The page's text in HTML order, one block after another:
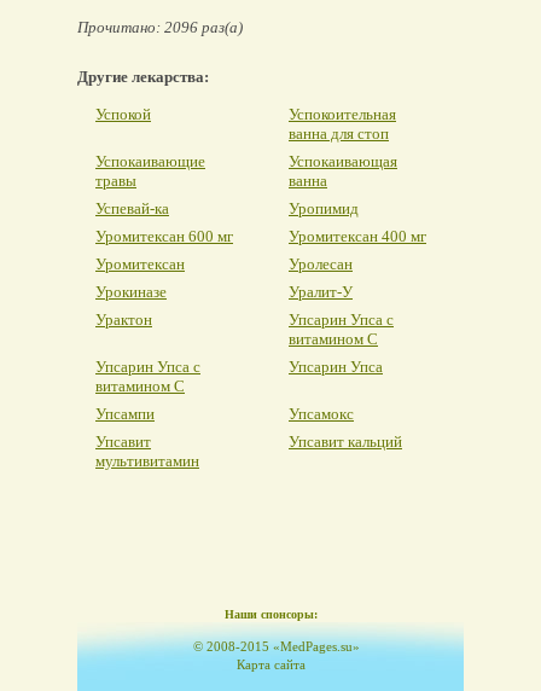
Прочитано: 2096 раз(а)
Другие лекарства:
Успокой
Успокоительная
ванна для стоп
Успокаивающие
травы
Успокаивающая
ванна
Успевай-ка
Уропимид
Уромитексан 600 мг
Уромитексан 400 мг
Уромитексан
Уролесан
Урокиназе
Уралит-У
Урактон
Упсарин Упса с
витамином С
Упсарин Упса с
витамином С
Упсарин Упса
Упсампи
Упсамокс
Упсавит
мультивитамин
Упсавит кальций
Наши спонсоры:
© 2008-2015 «MedPages.su»
Карта сайта